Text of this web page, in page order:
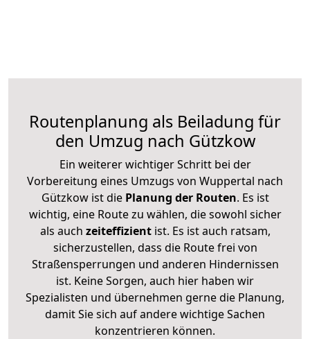
Routenplanung als Beiladung für
den Umzug nach Gützkow
Ein weiterer wichtiger Schritt bei der
Vorbereitung eines Umzugs von Wuppertal nach
Gützkow ist diePlanung der Routen. Es ist
wichtig, eine Route zu wählen, die sowohl sicher
als auch zeiteffizientist. Es ist auch ratsam,
sicherzustellen, dass die Route frei von
Straßensperrungen und anderen Hindernissen
ist. Keine Sorgen, auch hier haben wir
Spezialisten und übernehmen gerne die Planung,
damit Sie sich auf andere wichtige Sachen
konzentrieren können.